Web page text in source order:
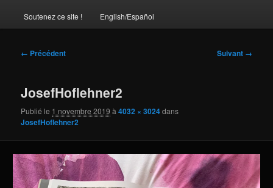
au
Soutenez ce site ! English/Español
Navigation
← Précédent Suivant →
JosefHoflehner2
Publié le 1 novembre 2019 à4032 × 3024dans
JosefHoflehner2